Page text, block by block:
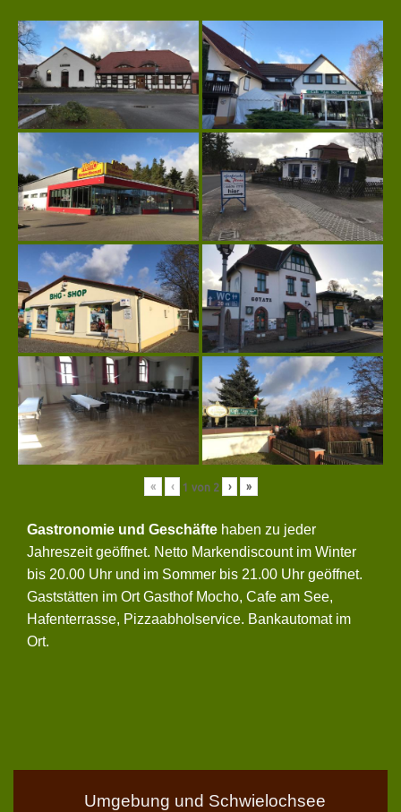
« ‹ 1 von 2 › »
Gastronomie und Geschäfte haben zu jeder
Jahreszeit geöffnet. Netto Markendiscount im Winter
bis 20.00 Uhr und im Sommer bis 21.00 Uhr geöffnet.
Gaststätten im Ort Gasthof Mocho, Cafe am See,
Hafenterrasse, Pizzaabholservice. Bankautomat im
Ort.
Umgebung und Schwielochsee